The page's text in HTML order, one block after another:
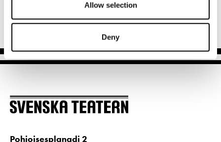
Allow selection
Deny
-Johanna Holmström
Pohjoisesplanadi 2